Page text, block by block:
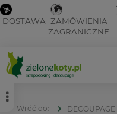
DOSTAWA ZAMÓWIENIA
ZAGRANICZNE
DECOUPAGE